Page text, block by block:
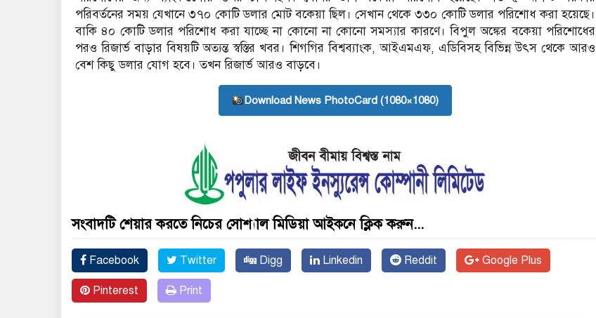
পরিবর্তনের সময় যেখানে ৩৭০ কোটি ডলার মোট বকেয়া ছিল। সেখান থেকে ৩৩০ কোটি ডলার পরিশোধ করা হয়েছে।
বাকি ৪০ কোটি ডলার পরিশোধ করা যাচ্ছে না কোনো না কোনো সমস্যার কারণে। বিপুল অঙ্কের বকেয়া পরিশোধের
পরও রিজার্ভ বাড়ার বিষয়টি অত্যন্ত স্বস্তির খবর। শিগগির বিশ্বব্যাংক, আইএমএফ, এডিবিসহ বিভিন্ন উৎস থেকে আরও
বেশ কিছু ডলার যোগ হবে। তখন রিজার্ভ আরও বাড়বে।
Download News PhotoCard (1080×1080)
সংবাদটি শেয়ার করতে নিচের সোশ্যাল মিডিয়া আইকনে ক্লিক করুন...
Facebook Twitter Digg Linkedin Reddit Google Plus
Pinterest Print